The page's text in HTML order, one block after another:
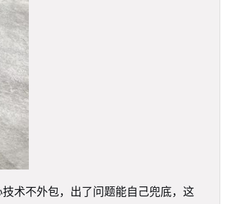
术不外包，出了问题能自己兜底，这